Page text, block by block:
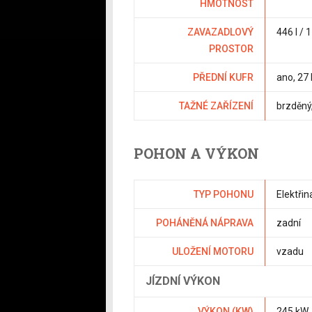
HMOTNOST
ZAVAZADLOVÝ
PROSTOR
446 l / 1
PŘEDNÍ KUFR ano, 27 l
TAŽNÉ ZAŘÍZENÍ
POHON A VÝKON
TYP POHONU
POHÁNĚNÁ NÁPRAVA zadní
ULOŽENÍ MOTORU vzadu
JÍZDNÍ VÝKON